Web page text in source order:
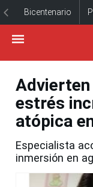
Bicentenario
estrés
atópica
Especialista
inmersión en